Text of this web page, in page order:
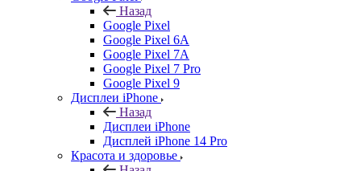
Назад
Google Pixel
Google Pixel 6A
Google Pixel 7А
Google Pixel 7 Pro
Google Pixel 9
Дисплеи iPhone
Назад
Дисплеи iPhone
Дисплей iPhone 14 Pro
Красота и здоровье